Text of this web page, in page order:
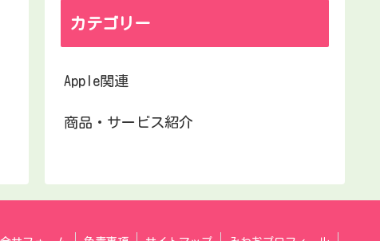
カテゴリー
Apple関連
商品・サービス紹介